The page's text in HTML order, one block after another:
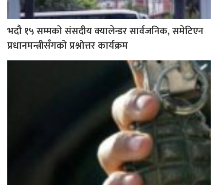
भदौ १५ सम्मको संसदीय क्यालेन्डर सार्वजनिक, समेटिएन
प्रधानमन्त्रीसँगको प्रश्नोत्तर कार्यक्रम